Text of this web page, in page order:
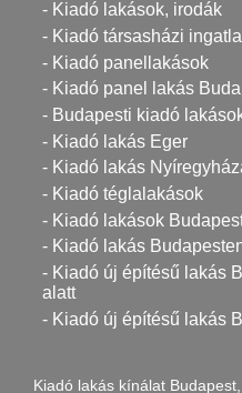
- Kiadó lakások, irodák
- Kiadó társasházi
- Kiadó panellakások
- Kiadó panel lakás
- Budapesti kiadó
- Kiadó lakás Eger
- Kiadó lakás
- Kiadó téglalakások
- Kiadó lakások
- Kiadó lakás
- Kiadó új építésű lakás
alatt
- Kiadó új építésű lakás
Kiadó lakás kínálat